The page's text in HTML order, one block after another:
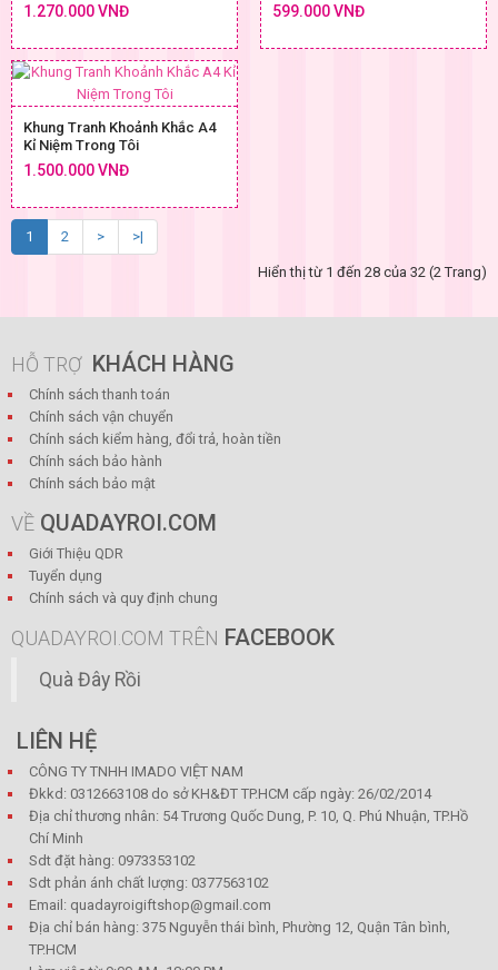
1.270.000 VNĐ 599.000 VNĐ
Khung Tranh Khoảnh Khắc A4
Kỉ Niệm Trong Tôi
1.500.000 VNĐ
1 2 > >|
Hiển thị từ 1 đến 28 của 32 (2 Trang)
HỖ TRỢ KHÁCH HÀNG
Chính sách thanh toán
Chính sách vận chuyển
Chính sách kiểm hàng, đổi trả, hoàn tiền
Chính sách bảo hành
Chính sách bảo mật
VỀ QUADAYROI.COM
Giới Thiệu QDR
Tuyển dụng
Chính sách và quy định chung
QUADAYROI.COM TRÊN FACEBOOK
Quà Đây Rồi
LIÊN HỆ
CÔNG TY TNHH IMADO VIỆT NAM
Đkkd: 0312663108 do sở KH&ĐT TP.HCM cấp ngày: 26/02/2014
Địa chỉ thương nhân: 54 Trương Quốc Dung, P. 10, Q. Phú Nhuận, TP.Hồ
Chí Minh
Sdt đặt hàng: 0973353102
Sdt phản ánh chất lượng: 0377563102
Email: quadayroigiftshop@gmail.com
Địa chỉ bán hàng: 375 Nguyễn thái bình, Phường 12, Quận Tân bình,
TP.HCM